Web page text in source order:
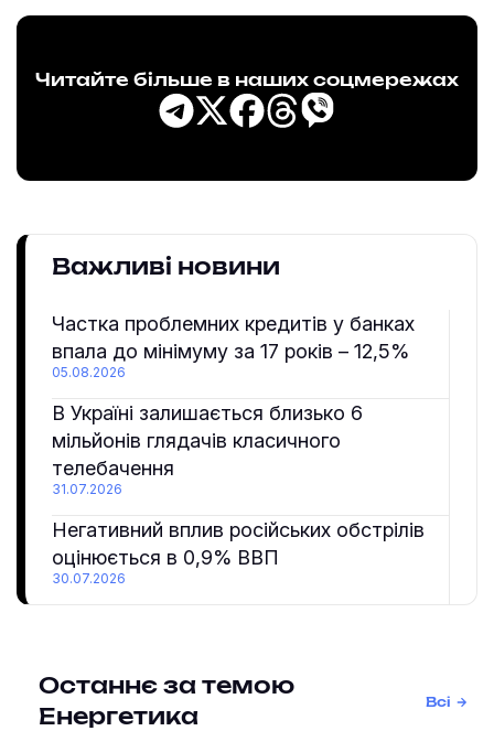
Читайте більше в наших соцмережах
Важливі новини
Частка проблемних кредитів у банках
впала до мінімуму за 17 років – 12,5%
05.08.2026
В Україні залишається близько 6
мільйонів глядачів класичного
телебачення
31.07.2026
Негативний вплив російських обстрілів
оцінюється в 0,9% ВВП
30.07.2026
Останнє за темою
Енергетика
Всі